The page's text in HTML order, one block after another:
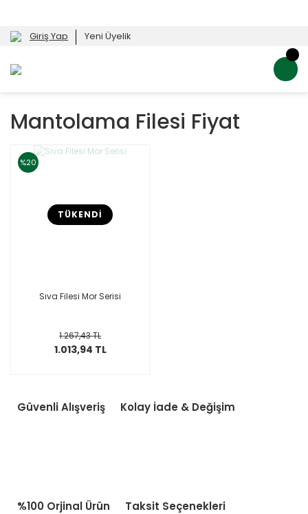
Giriş Yap Yeni Üyelik
Mantolama Filesi Fiyat
%20
TÜKENDİ
Sıva Filesi Mor Serisi
1.267,43 TL
1.013,94 TL
Güvenli Alışveriş Kolay İade & Değişim
%100 Orjinal Ürün Taksit Seçenekleri